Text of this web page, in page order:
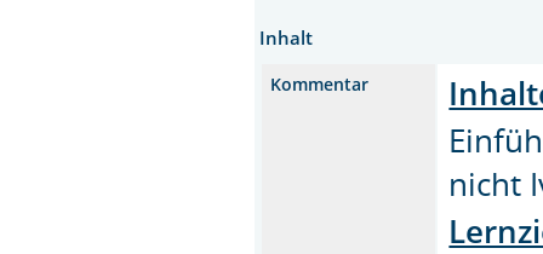
Inhalt
Kommentar
nicht